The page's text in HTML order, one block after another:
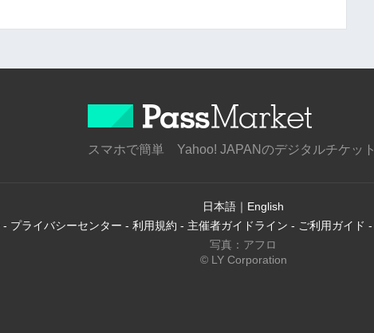
スマホで簡単 Yahoo! JAPANのデジタルチケット
日本語 ｜ English
- プライバシーセンター - 利用規約 - 主催者ガイドライン - ご利用ガイド -
写真：アフロ
© LY Corporation